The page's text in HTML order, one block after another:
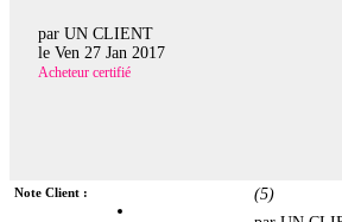
par UN CLIENT
le Ven 27 Jan 2017
Acheteur certifié
Note Client : (5)